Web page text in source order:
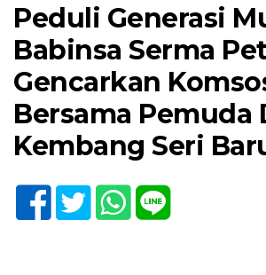
Peduli Generasi
Babinsa Serma
Gencarkan
Bersama Pemuda
Kembang Seri